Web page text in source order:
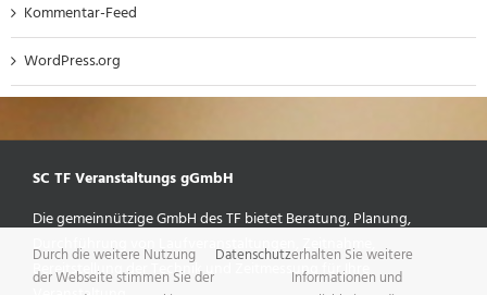
Kommentar-Feed
WordPress.org
SC TF Veranstaltungs gGmbH
Die gemeinnützige GmbH des TF bietet Beratung, Planung,
Durchführung von Laufveranstaltungen, Zeitnahme,
Bereitstellung der Technik und Zeitmessung für Ihre
Durch die weitere Nutzung
der Webseite stimmen Sie der
Datenschutzerhalten Sie weitere
Informationen und